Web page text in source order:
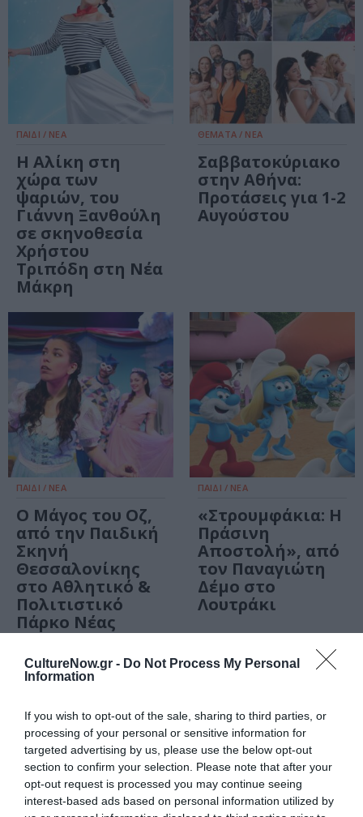
CultureNow.gr - Do Not Process My Personal
Information
If you wish to opt-out of the sale, sharing to third parties, or
processing of your personal or sensitive information for
targeted advertising by us, please use the below opt-out
section to confirm your selection. Please note that after your
opt-out request is processed you may continue seeing
interest-based ads based on personal information utilized by
ΠΑΙΔΙ / ΝΕΑ
Η Αλίκη στη
χώρα των
ψαριών, του
Γιάννη Ξανθούλη
σε σκηνοθεσία
Χρήστου
Τριπόδη στη Νέα
Μάκρη
ΘΕΜΑΤΑ / ΝΕΑ
Σαββατοκύριακο
στην Αθήνα:
Προτάσεις για 1-2
Αυγούστου
ΠΑΙΔΙ / ΝΕΑ
Ο Μάγος του Οζ,
από την Παιδική
Σκηνή
Θεσσαλονίκης
στο Αθλητικό &
Πολιτιστικό
Πάρκο Νέας
Μάκρης
ΠΑΙΔΙ / ΝΕΑ
«Στρουμφάκια: Η
Πράσινη
Αποστολή», από
τον Παναγιώτη
Δέμο στο
Λουτράκι